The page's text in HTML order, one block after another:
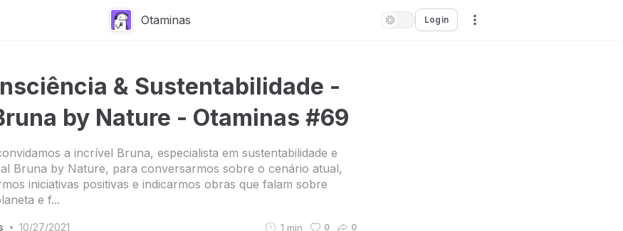
Otaminas Login
& Sustentabilidade -
by Nature - Otaminas #69
a incrível Bruna, especialista em sustentabilidade e
Bruna by Nature, para conversarmos sobre o cenário atual,
iniciativas positivas e indicarmos obras que falam sobre
e f...
• 10/27/2021 1 min 0 0